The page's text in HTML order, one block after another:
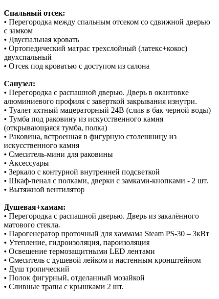
Спальный отсек:
• Перегородка между спальным отсеком со сдвижной дверью
с замком
• Двуспальная кровать
• Ортопедический матрас трехслойный (латекс+кокос)
двухспальный
• Отсек под кроватью с доступом из салона
Санузел:
• Перегородка с распашной дверью. Дверь в окантовке
алюминиевого профиля с заверткой закрывания изнутри.
• Туалет яхтный мацераторный 24В (cлив в бак черной воды)
• Тумба под раковину из искусственного камня
(открывающаяся тумба, полка)
• Раковина, встроенная в фигурную столешницу из
искусственного камня
• Смеситель-мини для раковины
• Аксессуары
• Зеркало с контурной внутренней подсветкой
• Шкаф-пенал с полками, дверки с замками-кнопками - 2 шт.
• Вытяжной вентилятор
Душевая+хамам:
• Перегородка с распашной дверью. Дверь из закалённого
матового стекла.
• Парогенератор проточный для хаммама Steam PS-30 – 3кВт
• Утепление, гидроизоляция, пароизоляция
• Освещение термозащитными LED лентами
• Смеситель с душевой лейком и настенным кронштейном
• Душ тропический
• Полок фигурный, отделанный мозайкой
• Сливные трапы с крышками 2 шт.